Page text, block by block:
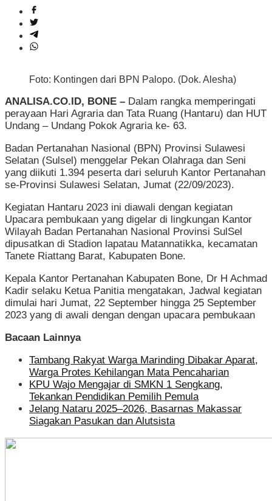
Foto: Kontingen dari BPN Palopo. (Dok. Alesha)
ANALISA.CO.ID, BONE – Dalam rangka memperingati
perayaan Hari Agraria dan Tata Ruang (Hantaru) dan HUT
Undang – Undang Pokok Agraria ke- 63.
Badan Pertanahan Nasional (BPN) Provinsi Sulawesi
Selatan (Sulsel) menggelar Pekan Olahraga dan Seni
yang diikuti 1.394 peserta dari seluruh Kantor Pertanahan
se-Provinsi Sulawesi Selatan, Jumat (22/09/2023).
Kegiatan Hantaru 2023 ini diawali dengan kegiatan
Upacara pembukaan yang digelar di lingkungan Kantor
Wilayah Badan Pertanahan Nasional Provinsi SulSel
dipusatkan di Stadion lapatau Matannatikka, kecamatan
Tanete Riattang Barat, Kabupaten Bone.
Kepala Kantor Pertanahan Kabupaten Bone, Dr H Achmad
Kadir selaku Ketua Panitia mengatakan, Jadwal kegiatan
dimulai hari Jumat, 22 September hingga 25 September
2023 yang di awali dengan dengan upacara pembukaan
Bacaan Lainnya
Tambang Rakyat Warga Marinding Dibakar Aparat,
Warga Protes Kehilangan Mata Pencaharian
KPU Wajo Mengajar di SMKN 1 Sengkang,
Tekankan Pendidikan Pemilih Pemula
Jelang Nataru 2025–2026, Basarnas Makassar
Siagakan Pasukan dan Alutsista